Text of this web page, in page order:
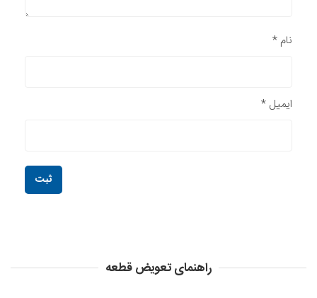
نام *
ایمیل *
راهنمای تعویض قطعه